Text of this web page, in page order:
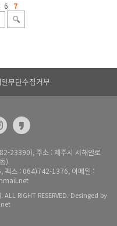
6 7
무단수집거부
23390), 주소 : 제주시 서해안로
)
팩스 : 064)742-1376, 이메일 :
ALL RIGHT RESERVED. Desinged by